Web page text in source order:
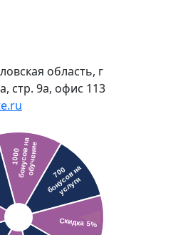
область, г
стр. 9а, офис 113